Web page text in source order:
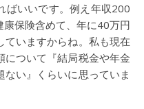
ばいいです。例え年収200
保険含めて、年に40万円
いますからね。私も現在
について『結局税金や年金
い』くらいに思っていま